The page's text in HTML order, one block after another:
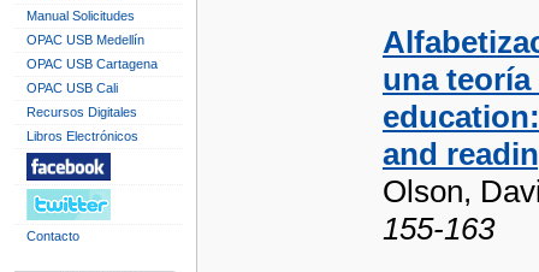
Manual Solicitudes
OPAC USB Medellín
OPAC USB Cartagena
OPAC USB Cali
Recursos Digitales
Libros Electrónicos
Contacto
una
and
Olson,
155-163